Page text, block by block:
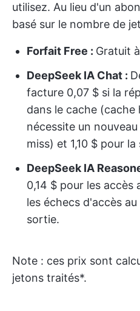
utilisez. Au lieu d'un
basé sur le nombre de
Forfait Free : Gratuit
DeepSeek IA Chat :
facture 0,07 $ si la
dans le cache (cache
nécessite un
miss) et 1,10 $ pour
DeepSeek IA
0,14 $ pour les accès
les échecs d'accès
sortie.
Note : ces prix sont
jetons traités*.